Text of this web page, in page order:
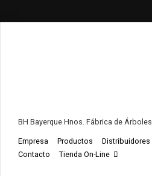
BH Bayerque Hnos. Fábrica de
Empresa Productos Distribuidores
Contacto
Tienda On-Line